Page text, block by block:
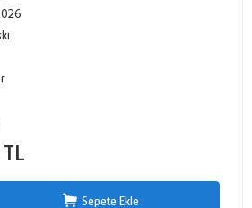
Sepete Ekle